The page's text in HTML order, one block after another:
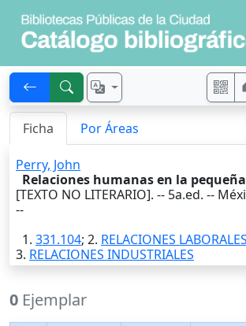
Ficha Por Áreas
Perry, John
Relaciones humanas en la
[TEXTO NO LITERARIO]. -- 5a.ed. --
--
1. 331.104; 2. RELACIONES LABORALES
3. RELACIONES INDUSTRIALES
0 Ejemplar